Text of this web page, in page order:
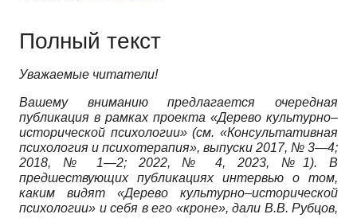
Полный текст
Уважаемые читатели!
Вашему вниманию предлагается очередная
публикация в рамках проекта «Дерево культурно–
исторической психологии» (см. «Консультативная
психология и психотерапия», выпуски 2017, № 3—4;
2018, № 1—2; 2022, № 4, 2023, №1). В
предшествующих публикациях интервью о том,
каким видят «Дерево культурно–исторической
психологии» и себя в его «кроне», дали В.В. Рубцов,